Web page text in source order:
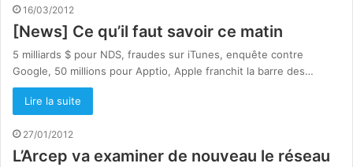
16/03/2012
[News] Ce qu’il faut savoir ce matin
5 milliards $ pour NDS, fraudes sur iTunes, enquête contre
Google, 50 millions pour Apptio, Apple franchit la barre des…
Lire la suite
27/01/2012
L’Arcep va examiner de nouveau le réseau